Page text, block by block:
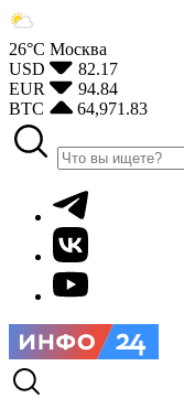
26°С Москва
USD
82.17
EUR
94.84
BTC
64,971.83